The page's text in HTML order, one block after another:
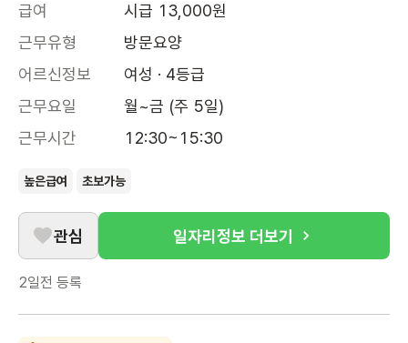
급여
시급 13,000원
근무유형
방문요양
어르신정보
여성 · 4등급
근무요일
월~금 (주 5일)
근무시간
12:30~15:30
높은급여 초보가능
관심 일자리정보 더보기
2일전 등록